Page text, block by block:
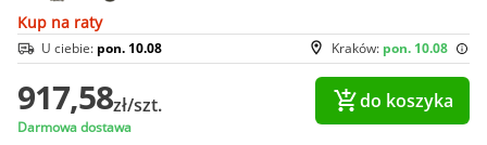
Kup na raty
Kraków: pon. 10.08
U ciebie: pon. 10.08
917,58zł/szt.
Darmowa dostawa
do koszyka